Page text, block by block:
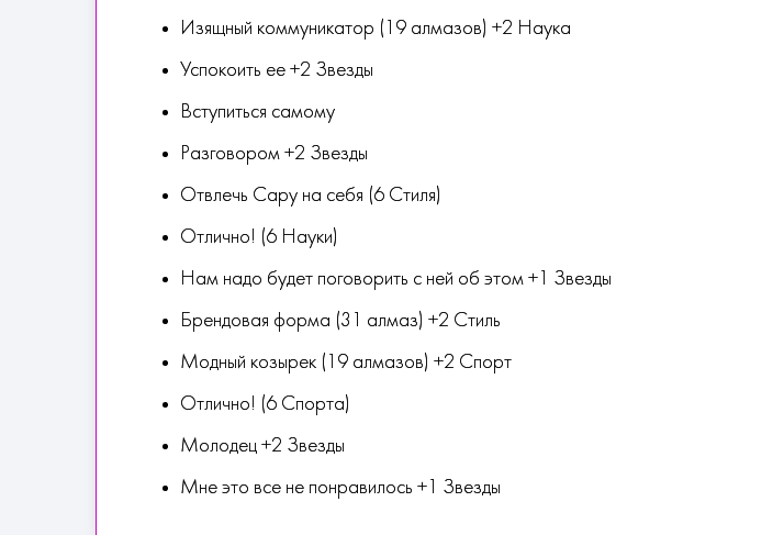
Изящный коммуникатор (19 алмазов) +2 Наука
Успокоить ее +2 Звезды
Вступиться самому
Разговором +2 Звезды
Отвлечь Сару на себя (6 Стиля)
Отлично! (6 Науки)
Нам надо будет поговорить с ней об этом +1 Звезды
Брендовая форма (31 алмаз) +2 Стиль
Модный козырек (19 алмазов) +2 Спорт
Отлично! (6 Спорта)
Молодец +2 Звезды
Мне это все не понравилось +1 Звезды